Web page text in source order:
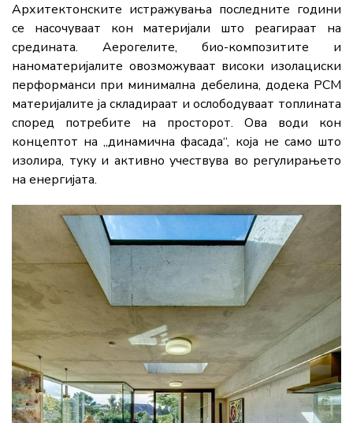
Архитектонските истражувања последните години
се насочуваат кон материјали што реагираат на
средината. Аерогелите, био-композитите и
наноматеријалите овозможуваат високи изолациски
перформанси при минимална дебелина, додека PCM
материјалите ја складираат и ослободуваат топлината
според потребите на просторот. Ова води кон
концептот на „динамична фасада“, која не само што
изолира, туку и активно учествува во регулирањето
на енергијата.